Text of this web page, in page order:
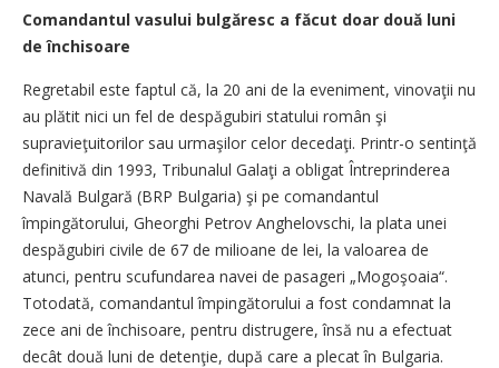
Comandantul vasului bulgăresc a făcut doar două luni
de închisoare
Regretabil este faptul că, la 20 ani de la eveniment, vinovaţii nu
au plătit nici un fel de despăgubiri statului român şi
supravieţuitorilor sau urmaşilor celor decedaţi. Printr-o sentinţă
definitivă din 1993, Tribunalul Galaţi a obligat Întreprinderea
Navală Bulgară (BRP Bulgaria) şi pe comandantul
împingătorului, Gheorghi Petrov Anghelovschi, la plata unei
despăgubiri civile de 67 de milioane de lei, la valoarea de
atunci, pentru scufundarea navei de pasageri „Mogoşoaia“.
Totodată, comandantul împingătorului a fost condamnat la
zece ani de închisoare, pentru distrugere, însă nu a efectuat
decât două luni de detenţie, după care a plecat în Bulgaria.